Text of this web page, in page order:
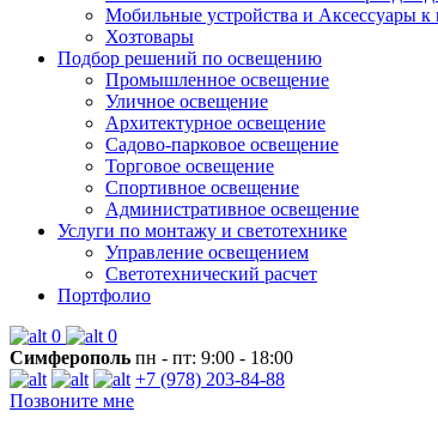
Мобильные устройства и Аксессуары к
Хозтовары
Подбор решений по освещению
Промышленное освещение
Уличное освещение
Архитектурное освещение
Садово-парковое освещение
Торговое освещение
Спортивное освещение
Административное освещение
Услуги по монтажу и светотехнике
Управление освещением
Светотехнический расчет
Портфолио
0
0
Симферополь пн - пт: 9:00 - 18:00
+7 (978) 203-84-88
Позвоните мне